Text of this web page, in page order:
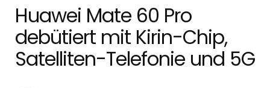
Huawei Mate 60 Pro
debütiert mit Kirin-Chip,
Satelliten-Telefonie und 5G